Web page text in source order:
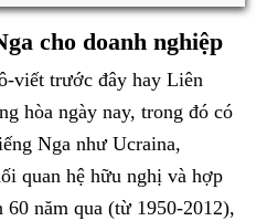
cho doanh nghiệp
viết trước đây hay Liên
hòa ngày nay, trong đó có
Nga như Ucraina,
quan hệ hữu nghị và hợp
năm qua (từ 1950-2012),